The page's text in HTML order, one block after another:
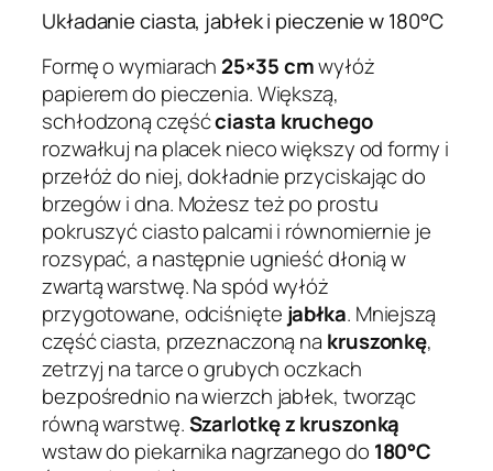
Układanie ciasta, jabłek i pieczenie w 180°C
Formę o wymiarach 25×35 cmwyłóż
papierem do pieczenia. Większą,
schłodzoną częśćciasta kruchego
rozwałkuj na placek nieco większy od formy i
przełóż do niej, dokładnie przyciskając do
brzegów i dna. Możesz też po prostu
pokruszyć ciasto palcami i równomiernie je
rozsypać, a następnie ugnieść dłonią w
zwartą warstwę. Na spód wyłóż
przygotowane, odciśnięte jabłka. Mniejszą
część ciasta, przeznaczoną na kruszonkę,
zetrzyj na tarce o grubych oczkach
bezpośrednio na wierzch jabłek, tworząc
równą warstwę.Szarlotkę z kruszonką
wstaw do piekarnika nagrzanego do 180°C